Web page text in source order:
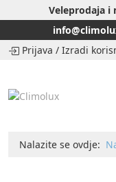
Veleprodaja i
Prijava / Izradi
Nalazite se ovdje: